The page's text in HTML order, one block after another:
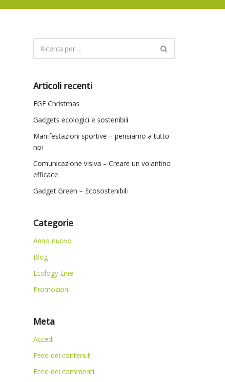
Articoli recenti
EGF Christmas
Gadgets ecologici e sostenibili
Manifestazioni sportive – pensiamo a tutto
noi
Comunicazione visiva – Creare un volantino
efficace
Gadget Green – Ecosostenibili
Categorie
Anno nuovo
Blog
Ecology Line
Promozioni
Meta
Accedi
Feed dei contenuti
Feed dei commenti